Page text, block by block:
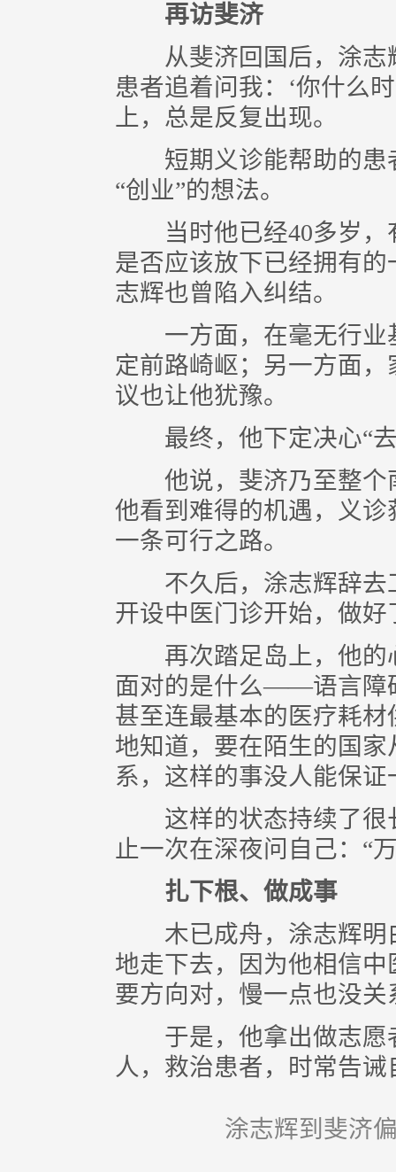
再访斐济
从斐济回国后，涂志
患者追着问我：‘你什么
上，总是反复出现。
短期义诊能帮助的患
“创业”的想法。
当时他已经40多岁，
是否应该放下已经拥有
志辉也曾陷入纠结。
一方面，在毫无行业
定前路崎岖；另一方面
议也让他犹豫。
最终，他下定决心“去
他说，斐济乃至整个
他看到难得的机遇，义
一条可行之路。
不久后，涂志辉辞去
开设中医门诊开始，做
再次踏足岛上，他的
面对的是什么——语言障
甚至连最基本的医疗耗
地知道，要在陌生的国
系，这样的事没人能保
这样的状态持续了很
止一次在深夜问自己：“
扎下根、做成事
木已成舟，涂志辉明
地走下去，因为他相信
要方向对，慢一点也没关
于是，他拿出做志愿
人，救治患者，时常告
涂志辉到斐济